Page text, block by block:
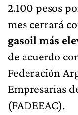
2.100 pesos
mes cerrará
gasoil más
de acuerdo
Federación
Empresarias
(FADEEAC).